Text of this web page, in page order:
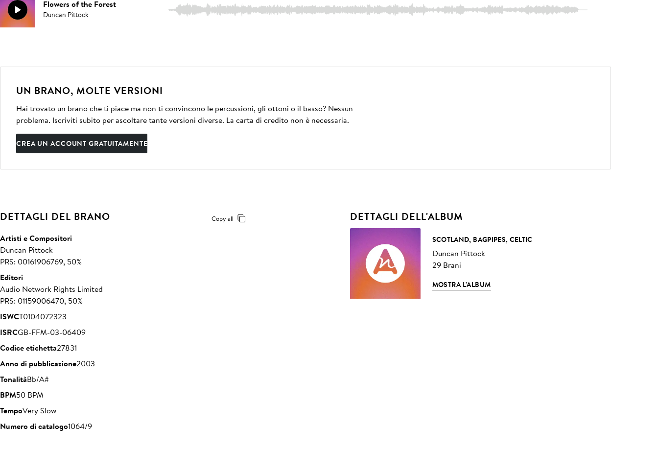
Flowers of the Forest
Duncan Pittock 2:42
UN BRANO, MOLTE VERSIONI
Hai trovato un brano che ti piace ma non ti convincono le percussioni, gli ottoni o il basso? Nessun
problema. Iscriviti subito per ascoltare tante versioni diverse. La carta di credito non è necessaria.
CREA UN ACCOUNT GRATUITAMENTE
DETTAGLI DEL BRANO Copy all
Artisti e Compositori
Duncan Pittock
PRS: 00161906769, 50%
Editori
Audio Network Rights Limited
PRS: 01159006470, 50%
ISWCT0104072323
ISRCGB-FFM-03-06409
Codice etichetta27831
Anno di pubblicazione2003
TonalitàBb/A#
BPM50 BPM
TempoVery Slow
Numero di catalogo1064/9
DETTAGLI DELL'ALBUM
SCOTLAND, BAGPIPES, CELTIC
Duncan Pittock
29 Brani
MOSTRA L'ALBUM